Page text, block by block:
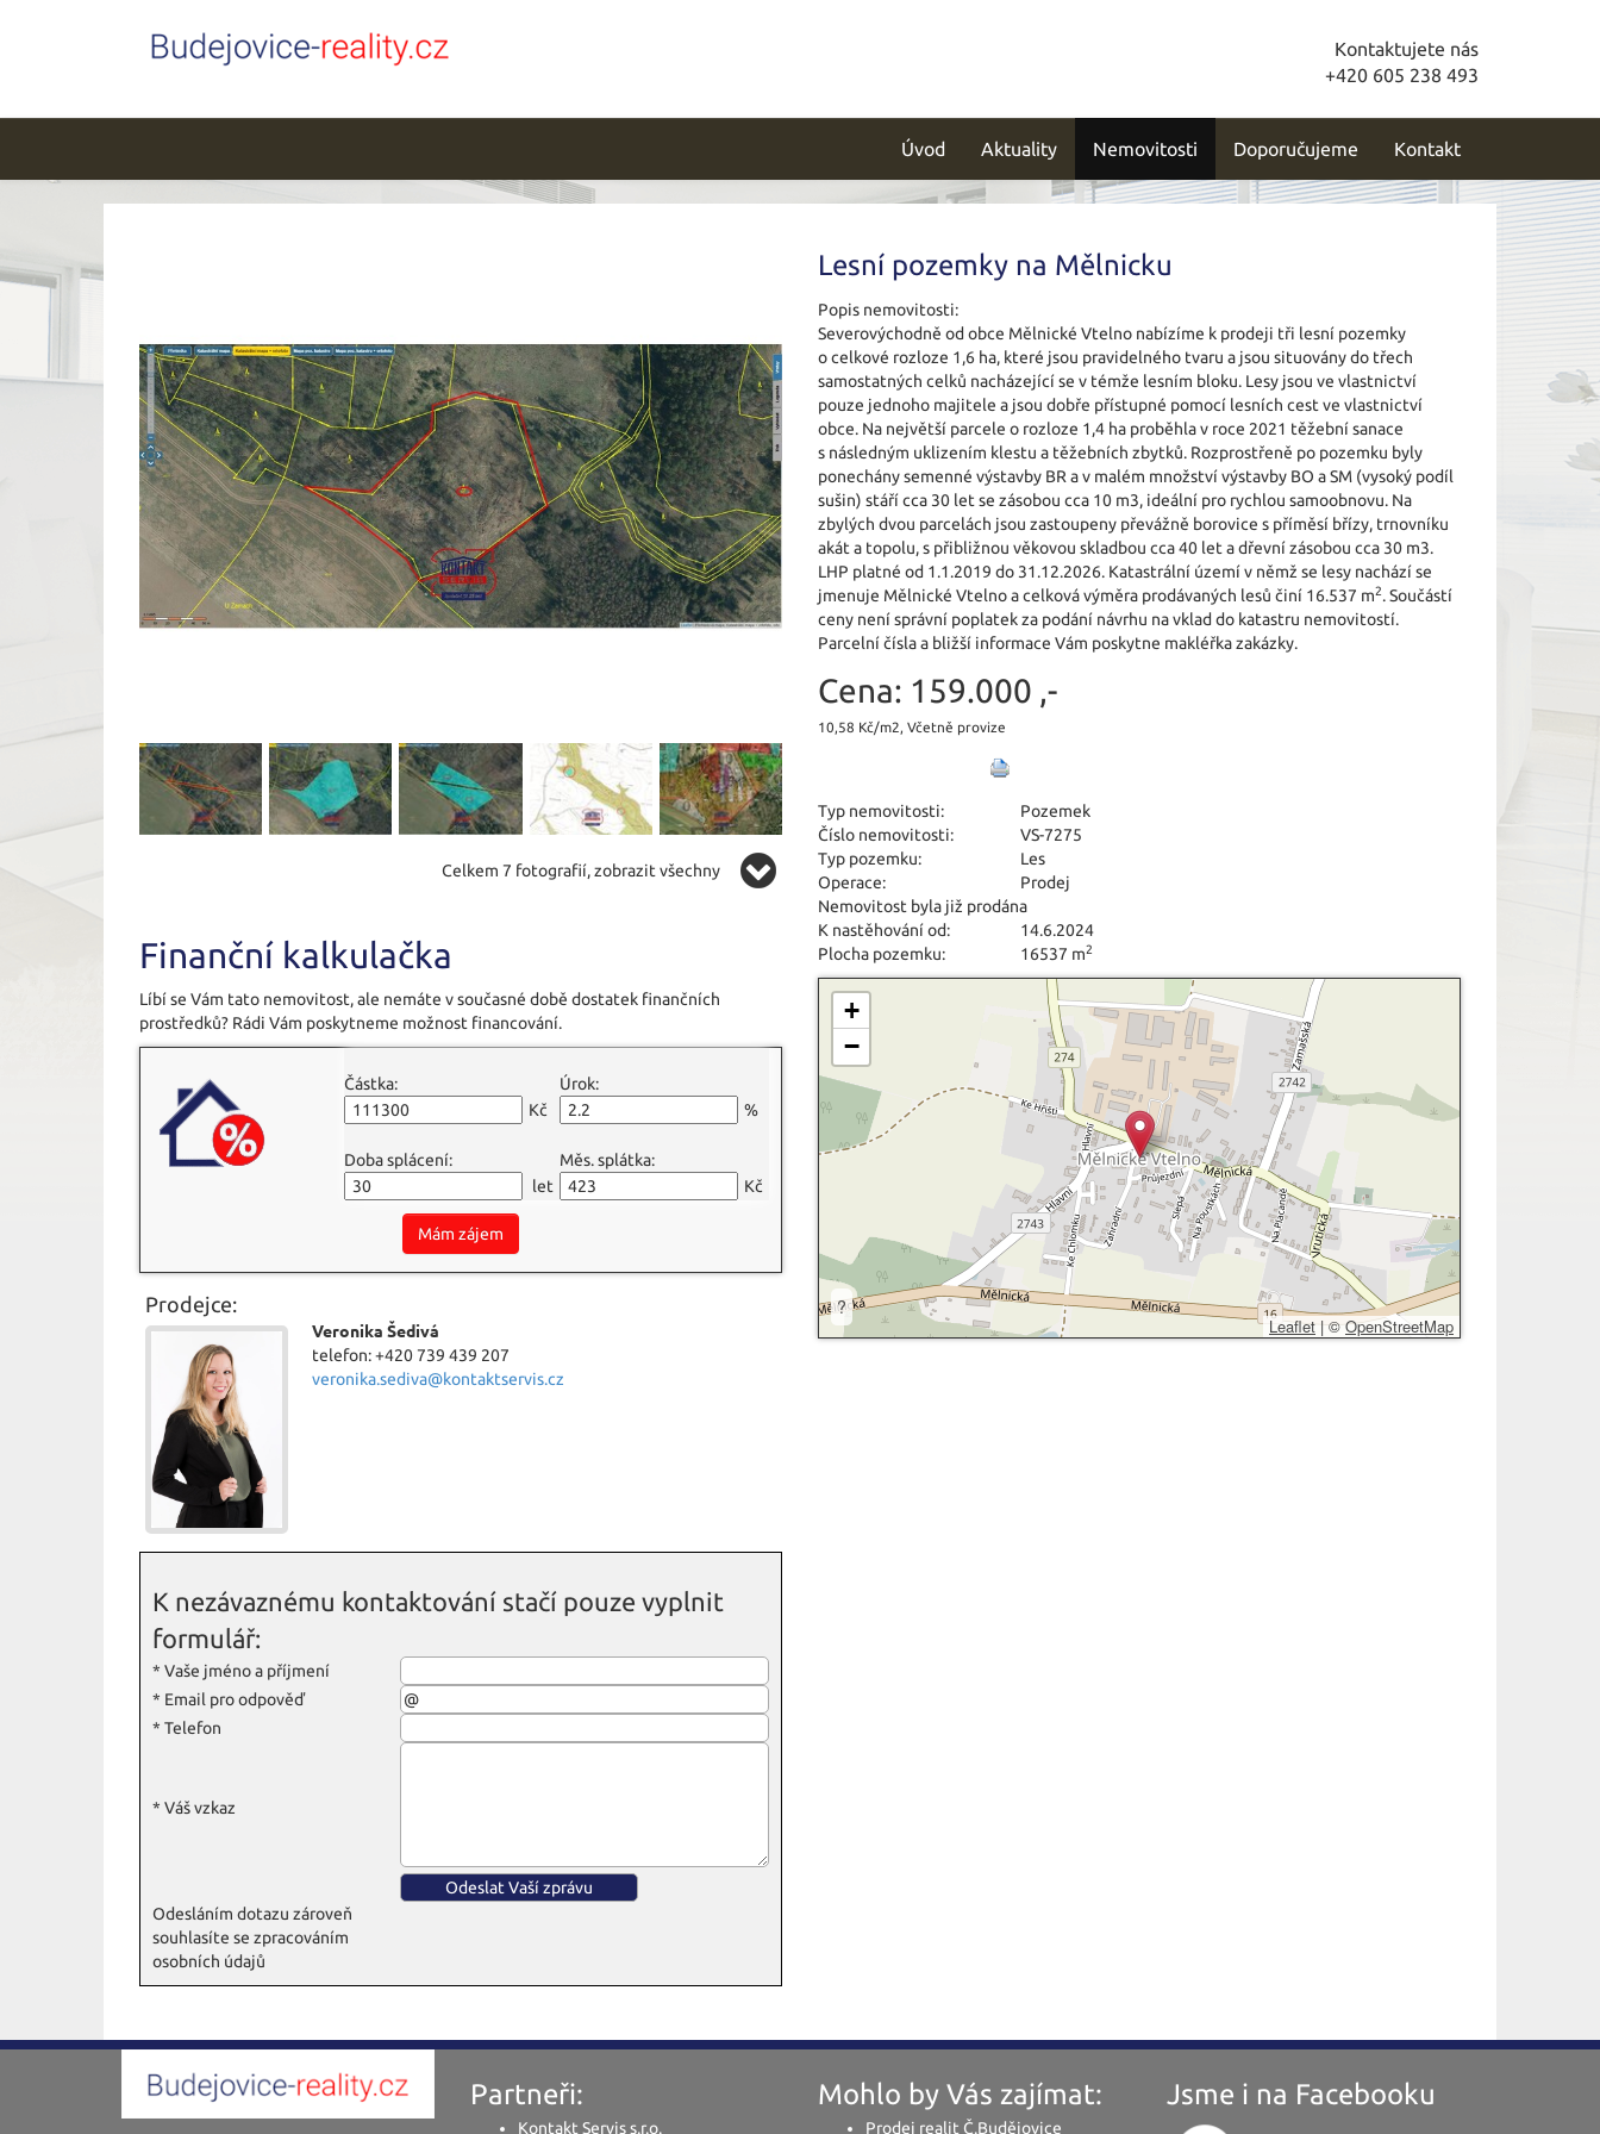
Kontaktujete nás
+420 605 238 493
Úvod Aktuality Nemovitosti Doporučujeme Kontakt
Celkem 7 fotografií, zobrazit všechny
Finanční kalkulačka
Líbí se Vám tato nemovitost, ale nemáte v současné době dostatek finančních
prostředků? Rádi Vám poskytneme možnost financování.
Částka:
Kč
Úrok:
%
Doba splácení:
let
Měs. splátka:
Kč
Mám zájem
Prodejce:
Veronika Šedivá
telefon: +420 739 439 207
veronika.sediva@kontaktservis.cz
K nezávaznému kontaktování stačí pouze vyplnit
formulář:
* Vaše jméno a příjmení
* Email pro odpověď
* Telefon
* Váš vzkaz
Odesláním dotazu zároveň
souhlasíte se zpracováním
osobních údajů
Lesní pozemky na Mělnicku
Popis nemovitosti:
Severovýchodně od obce Mělnické Vtelno nabízíme k prodeji tři lesní pozemky
o celkové rozloze 1,6 ha, které jsou pravidelného tvaru a jsou situovány do třech
samostatných celků nacházející se v témže lesním bloku. Lesy jsou ve vlastnictví
pouze jednoho majitele a jsou dobře přístupné pomocí lesních cest ve vlastnictví
obce. Na největší parcele o rozloze 1,4 ha proběhla v roce 2021 těžební sanace
s následným uklizením klestu a těžebních zbytků. Rozprostřeně po pozemku byly
ponechány semenné výstavby BR a v malém množství výstavby BO a SM (vysoký podíl
sušin) stáří cca 30 let se zásobou cca 10 m3, ideální pro rychlou samoobnovu. Na
zbylých dvou parcelách jsou zastoupeny převážně borovice s příměsí břízy, trnovníku
akát a topolu, s přibližnou věkovou skladbou cca 40 let a dřevní zásobou cca 30 m3.
LHP platné od 1.1.2019 do 31.12.2026. Ka­tastrální území v němž se lesy nachází se
jmenuje Mělnické Vtelno a celková výměra prodávaných lesů činí 16.537 m2. Součástí
ceny není správní poplatek za podání návrhu na vklad do katastru nemovitostí.
Parcelní čísla a bližší informace Vám poskytne makléřka zakázky.
Cena: 159.000 ,-
10,58 Kč/m2, Včetně provize
Typ nemovitosti:
Pozemek
Číslo nemovitosti:
VS-7275
Typ pozemku:
Les
Operace:
Prodej
Nemovitost byla již prodána
K nastěhování od:
14.6.2024
Plocha pozemku:
16537 m2
+
−
?
Leaflet |© OpenStreetMap
Partneři:
Kontakt Servis s.r.o.
Mohlo by Vás zajímat:
Prodej realit Č.Budějovice
Jsme i na Facebooku